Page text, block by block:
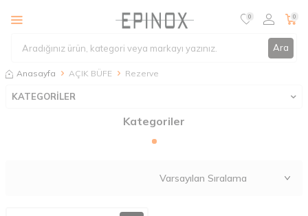
Ara
0 0
Anasayfa AÇIK BÜFE Rezerve
KATEGORİLER
Kategoriler